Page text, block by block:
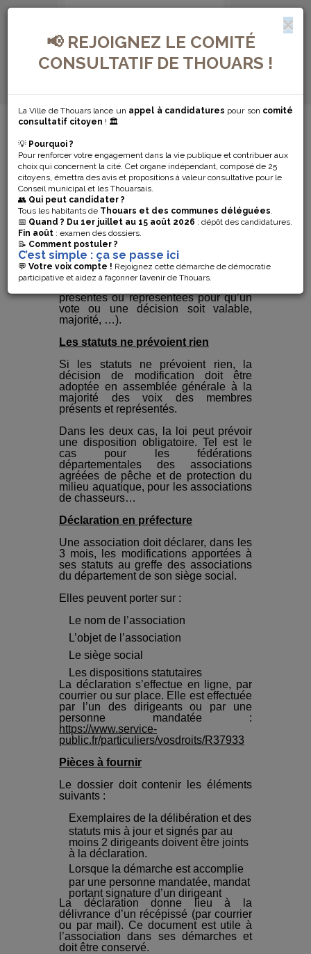
📢 REJOIGNEZ LE COMITÉ
CONSULTATIF DE THOUARS !
La Ville de Thouars lance un appel à candidatures pour son comité
consultatif citoyen ! 🏛️
💡 Pourquoi ?
Pour renforcer votre engagement dans la vie publique et contribuer aux
choix qui concernent la cité. Cet organe indépendant, composé de 25
citoyens, émettra des avis et propositions à valeur consultative pour le
Conseil municipal et les Thouarsais.
👥 Qui peut candidater ?
Tous les habitants de Thouars et des communes déléguées.
📅 Quand ? Du 1er juillet au 15 août 2026 : dépôt des candidatures.
Fin août : examen des dossiers.
📝 Comment postuler ?
C’est simple : ça se passe ici
💬 Votre voix compte ! Rejoignez cette démarche de démocratie
participative et aidez à façonner l’avenir de Thouars.
MENU DE NAVIGATION...
MODIFICATION
DES STATUTS
Procédure prévue par les statuts
Les statuts peuvent préciser, par
exemple, qui a la possibilité de
proposer la modification et comment
l’adopter (organe compétent, quorum :
présentes ou représentées pour qu’un
vote ou une décision soit valable,
majorité, …).
Les statuts ne prévoient rien
Si les statuts ne prévoient rien, la
décision de modification doit être
adoptée en assemblée générale à la
majorité des voix des membres
présents et représentés.
Dans les deux cas, la loi peut prévoir
une disposition obligatoire. Tel est le
cas pour les fédérations
départementales des associations
agréées de pêche et de protection du
milieu aquatique, pour les associations
de chasseurs…
Déclaration en préfecture
Une association doit déclarer, dans les
3 mois, les modifications apportées à
ses statuts au greffe des associations
du département de son siège social.
Elles peuvent porter sur :
Le nom de l’association
L’objet de l’association
Le siège social
Les dispositions statutaires
La déclaration s’effectue en ligne, par
courrier ou sur place. Elle est effectuée
par l’un des dirigeants ou par une
personne mandatée :
https://www.service-
public.fr/particuliers/vosdroits/R37933
Pièces à fournir
Le dossier doit contenir les éléments
suivants :
Exemplaires de la délibération et des
statuts mis à jour et signés par au
moins 2 dirigeants doivent être joints
à la déclaration.
Lorsque la démarche est accomplie
par une personne mandatée, mandat
portant signature d’un dirigeant
La déclaration donne lieu à la
délivrance d’un récépissé (par courrier
ou par mail). Ce document est utile à
l’association dans ses démarches et
doit être conservé.